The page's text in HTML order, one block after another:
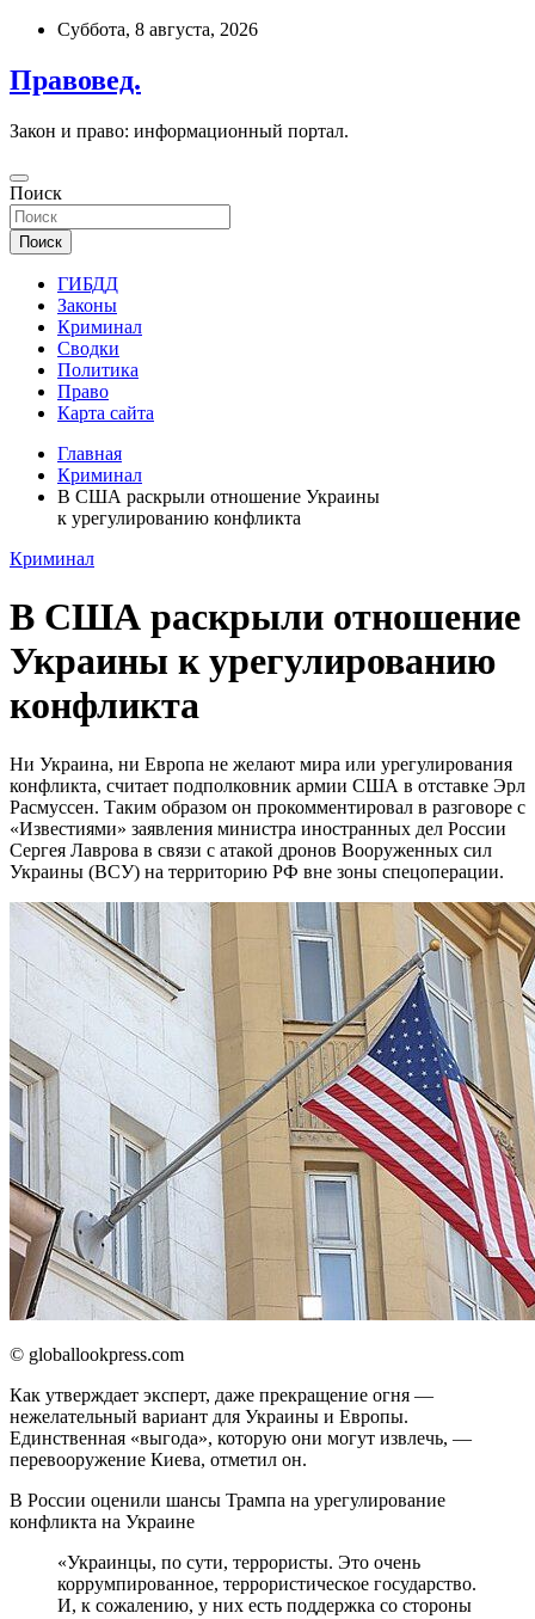
Перейти
содержимому
Суббота, 8 августа, 2026
Правовед.
Закон и право: информационный портал.
Поиск
Поиск
ГИБДД
Законы
Криминал
Сводки
Политика
Право
Карта сайта
Главная
Криминал
В США раскрыли отношение Украины
к урегулированию конфликта
Криминал
В США раскрыли отношение
Украины к урегулированию
конфликта
Ни Украина, ни Европа не желают мира или урегулирования
конфликта, считает подполковник армии США в отставке Эрл
Расмуссен. Таким образом он прокомментировал в разговоре с
«Известиями» заявления министра иностранных дел России
Сергея Лаврова в связи с атакой дронов Вооруженных сил
Украины (ВСУ) на территорию РФ вне зоны спецоперации.
© globallookpress.com
Как утверждает эксперт, даже прекращение огня —
нежелательный вариант для Украины и Европы.
Единственная «выгода», которую они могут извлечь, —
перевооружение Киева, отметил он.
В России оценили шансы Трампа на урегулирование
конфликта на Украине
«Украинцы, по сути, террористы. Это очень
коррумпированное, террористическое государство.
И, к сожалению, у них есть поддержка со стороны